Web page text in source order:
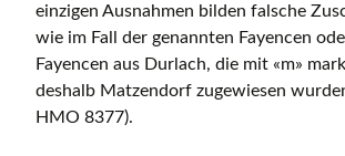
einzigen Ausnahmen bilden falsche
wie im Fall der genannten Fayencen
Fayencen aus Durlach, die mit «m»
deshalb Matzendorf zugewiesen
HMO 8377).